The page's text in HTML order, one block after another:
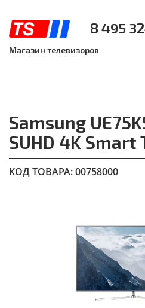
8 495
Магазин телевизоров
Samsung
SUHD 4K Smart
КОД ТОВАРА: 00758000